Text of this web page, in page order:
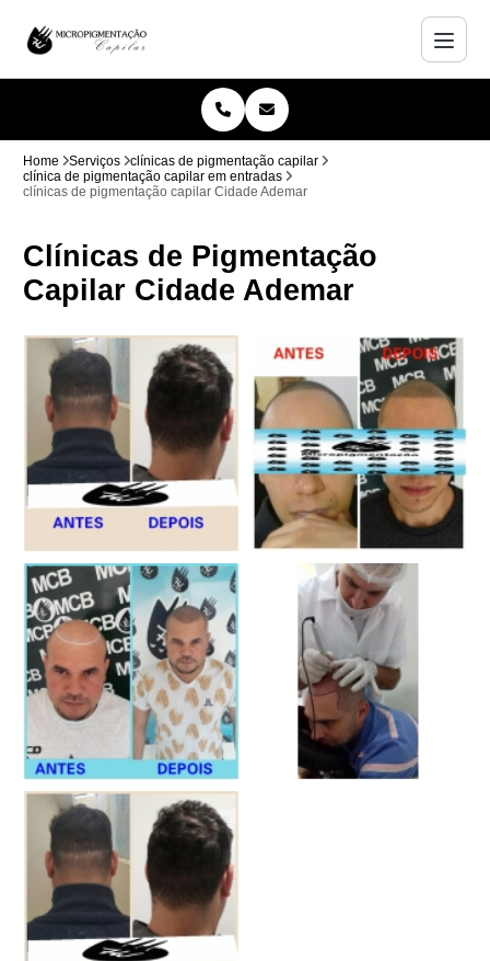
Home Serviços
clínicas de pigmentação capilar
clínica de pigmentação capilar em entradas
clínicas de pigmentação capilar Cidade Ademar
Clínicas de Pigmentação
Capilar Cidade Ademar